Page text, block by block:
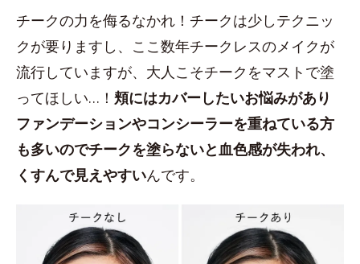
チークの力を侮るなかれ！チークは少しテクニッ
クが要りますし、ここ数年チークレスのメイクが
流行していますが、大人こそチークをマストで塗
ってほしい…！ 頬にはカバーしたいお悩みがあり
ファンデーションやコンシーラーを重ねている方
も多いのでチークを塗らないと血色感が失われ、
くすんで見えやすいんです。